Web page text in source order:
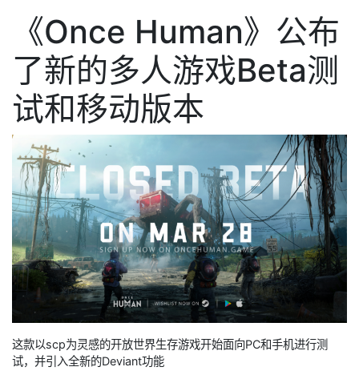
《Once Human》公布
了新的多人游戏Beta测
试和移动版本
这款以scp为灵感的开放世界生存游戏开始面向PC和手机进行测
试，并引入全新的Deviant功能